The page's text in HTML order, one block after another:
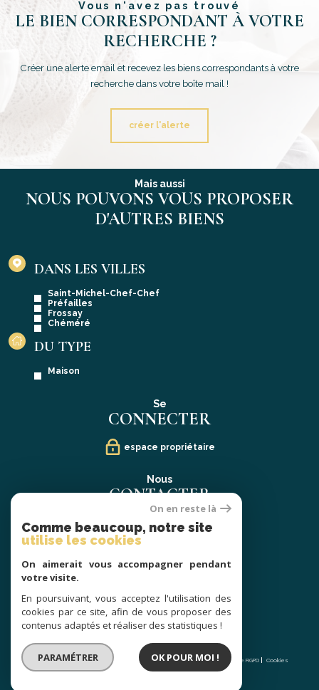
Vous n'avez pas trouvé
LE BIEN CORRESPONDANT À VOTRE
RECHERCHE ?
Créer une alerte email et recevez les biens correspondants à votre
recherche dans votre boîte mail !
créer l'alerte
Mais aussi
NOUS POUVONS VOUS PROPOSER
D'AUTRES BIENS
DANS LES VILLES
Saint-Michel-Chef-Chef
Préfailles
Frossay
Chéméré
DU TYPE
Maison
Se
CONNECTER
espace propriétaire
Nous
CONTACTER
02 40 21 91 13
contact@prestige-atlantique.fr
SUIVRE
© 2026 | Tous droits réservés | Traduction powered by Google |
Nos honoraires
Plan du site Mentions légales Admin Partenaires Politique RGPD Cookies
On en reste là
Comme beaucoup, notre site
utilise les cookies
On aimerait vous accompagner pendant
votre visite.
En poursuivant, vous acceptez l'utilisation des
cookies par ce site, afin de vous proposer des
contenus adaptés et réaliser des statistiques !
PARAMÉTRER OK POUR MOI !